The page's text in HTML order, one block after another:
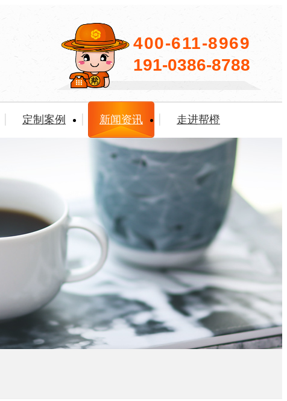
400-611-8969
191-0386-8788
定制案例 新闻资讯 走进帮橙